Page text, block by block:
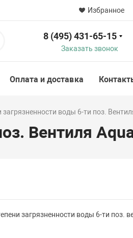
Избранное
8 (495) 431-65-15
Заказать звонок
Оплата и доставка
воды 6-ти поз.
Вентиля
загрязненности воды 6-ти поз.